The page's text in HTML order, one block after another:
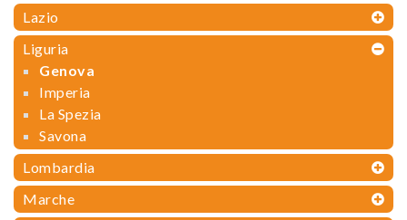
Lazio
Liguria
Genova
Imperia
La Spezia
Savona
Lombardia
Marche